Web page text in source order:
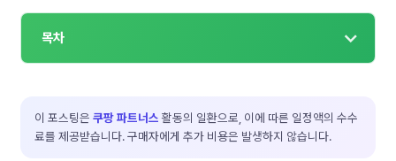
목차
이 포스팅은 쿠팡 파트너스 활동의 일환으로, 이에 따른 일정액의 수수
료를 제공받습니다. 구매자에게 추가 비용은 발생하지 않습니다.